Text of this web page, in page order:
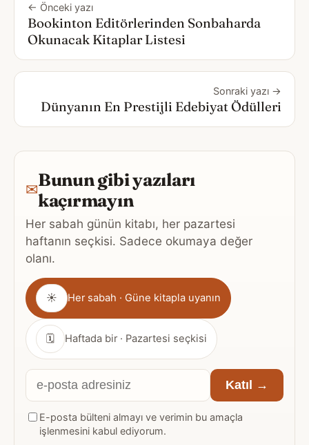
← Önceki yazı
Bookinton Editörlerinden Sonbaharda
Okunacak Kitaplar Listesi
Sonraki yazı →
Dünyanın En Prestijli Edebiyat Ödülleri
✉Bunun gibi yazıları
kaçırmayın
Her sabah günün kitabı, her pazartesi
haftanın seçkisi. Sadece okumaya değer
olanı.
Gönderim
sıklığı
☀ Her sabah · Güne kitapla uyanın
🗓 Haftada bir · Pazartesi seçkisi
E-
posta
adresiniz
Katıl →
E-posta bülteni almayı ve verimin bu amaçla
işlenmesini kabul ediyorum.